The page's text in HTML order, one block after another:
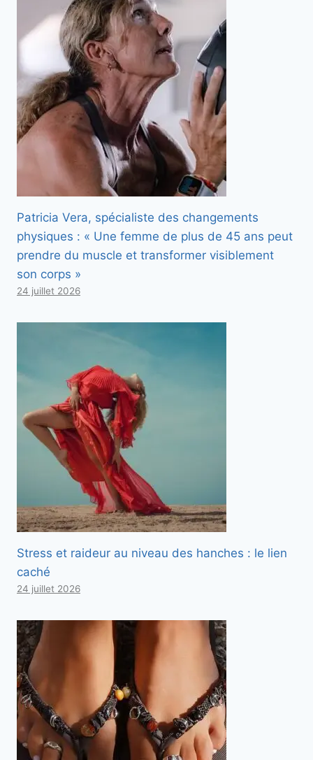
Patricia Vera, spécialiste des changements
physiques : « Une femme de plus de 45 ans peut
prendre du muscle et transformer visiblement
son corps »
24 juillet 2026
Stress et raideur au niveau des hanches : le lien
caché
24 juillet 2026